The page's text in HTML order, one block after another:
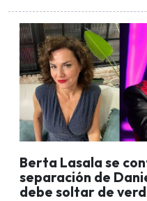
Berta Lasala se
separación de
debe soltar de